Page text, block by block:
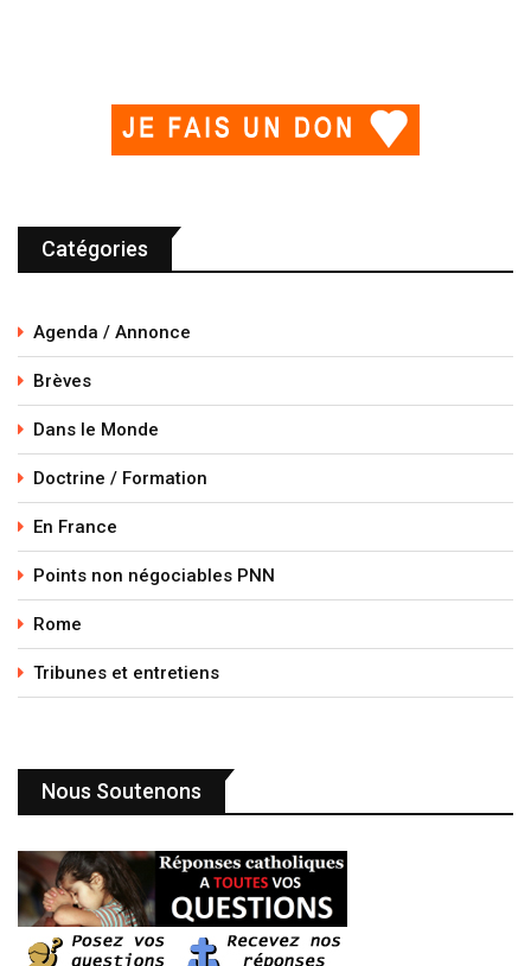
Catégories
Agenda / Annonce
Brèves
Dans le Monde
Doctrine / Formation
En France
Points non négociables PNN
Rome
Tribunes et entretiens
Nous Soutenons